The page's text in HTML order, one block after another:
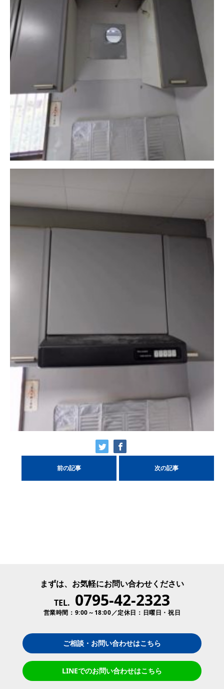
前の記事 次の記事
まずは、お気軽にお問い合わせください
TEL. 0795-42-2323
営業時間：9:00～18:00／定休日：日曜日・祝日
ご相談・お問い合わせはこちら
LINEでのお問い合わせはこちら